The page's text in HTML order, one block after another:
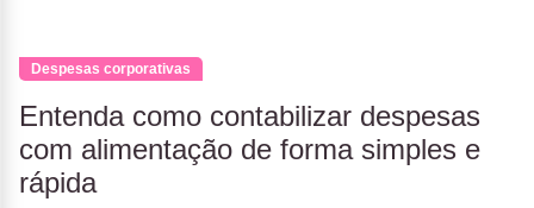
Despesas corporativas
Entenda como contabilizar despesas
com alimentação de forma simples e
rápida